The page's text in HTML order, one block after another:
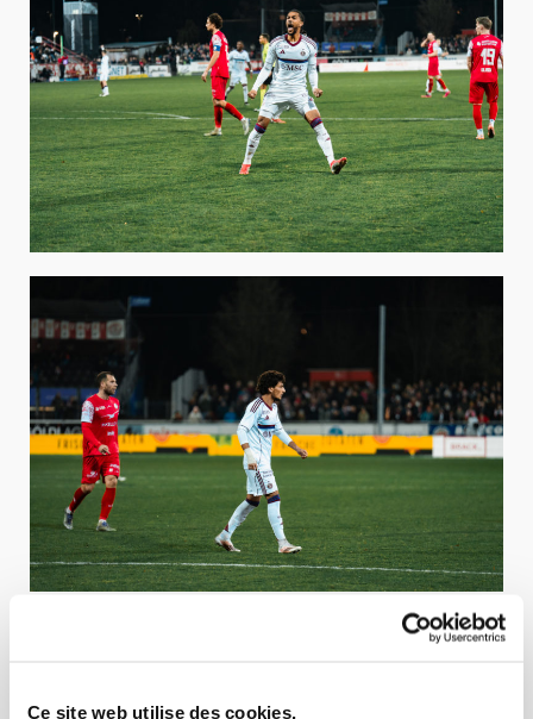
Ce site web utilise des cookies.